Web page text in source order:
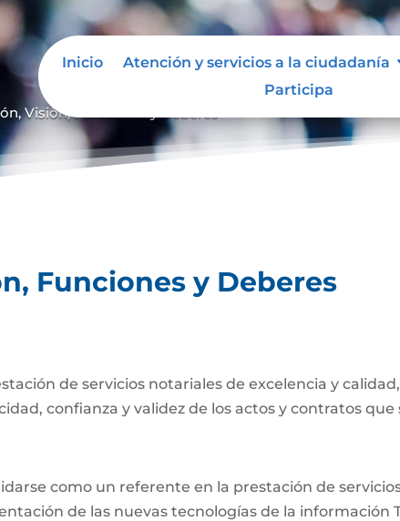
Inicio Atención y servicios a la ciudadanía
Participa
Visión, Funciones y Deberes
Funciones y Deberes
de servicios notariales de excelencia y
confianza y validez de los actos y contratos
como un referente en la prestación de
de las nuevas tecnologías de la información